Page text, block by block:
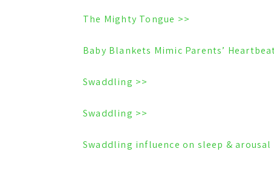
<< The Mighty Tongue
<< Swaddling
<< Swaddling